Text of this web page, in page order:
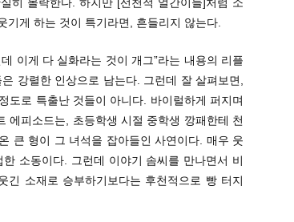
게 하는 것이 특기라면, 흔들리지 않는다.
이게 다 실화라는 것이 개그”라는 내용의 리플
강렬한 인상으로 남는다. 그런데 잘 살펴보면,
도로 특출난 것들이 아니다. 바이럴하게 퍼지며
에피소드는, 초등학생 시절 중학생 깡패한테 천
큰 형이 그 녀석을 잡아들인 사연이다. 매우 웃
소동이다. 그런데 이야기 솜씨를 만나면서 비
긴 소재로 승부하기보다는 후천적으로 빵 터지